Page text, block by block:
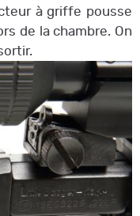
à griffe pousse
de la chambre. On